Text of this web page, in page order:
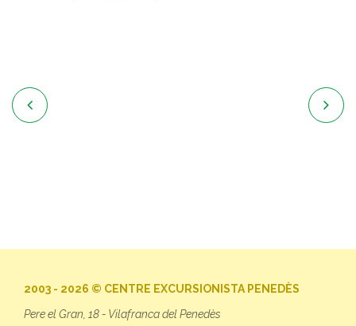
 
2003 - 2026 © CENTRE EXCURSIONISTA PENEDÈS
Pere el Gran, 18 - Vilafranca del Penedès